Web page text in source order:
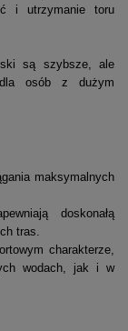
i utrzymanie toru
są szybsze, ale
dla osób z dużym
maksymalnych
doskonałą
tras.
charakterze,
wodach, jak i w